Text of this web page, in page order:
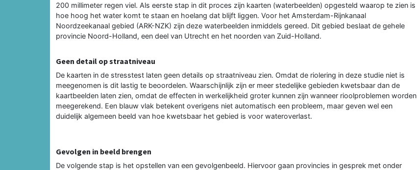
200 millimeter regen viel. Als eerste stap in dit proces zijn kaarten (waterbeelden) opgesteld waarop te zien is
hoe hoog het water komt te staan en hoelang dat blijft liggen. Voor het Amsterdam-Rijnkanaal
Noordzeekanaal gebied (ARK-NZK) zijn deze waterbeelden inmiddels gereed. Dit gebied beslaat de gehele
provincie Noord-Holland, een deel van Utrecht en het noorden van Zuid-Holland.
Geen detail op straatniveau
De kaarten in de stresstest laten geen details op straatniveau zien. Omdat de riolering in deze studie niet is
meegenomen is dit lastig te beoordelen. Waarschijnlijk zijn er meer stedelijke gebieden kwetsbaar dan de
kaartbeelden laten zien, omdat de effecten in werkelijkheid groter kunnen zijn wanneer rioolproblemen worden
meegerekend. Een blauw vlak betekent overigens niet automatisch een probleem, maar geven wel een
duidelijk algemeen beeld van hoe kwetsbaar het gebied is voor wateroverlast.
Gevolgen in beeld brengen
De volgende stap is het opstellen van een gevolgenbeeld. Hiervoor gaan provincies in gesprek met onder